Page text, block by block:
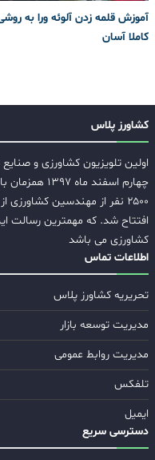
آموزش قلمه زدن آلوئه ورا به
کاملا آسان
کشاورز پلاس
اولین تلویزیون کشاورزی و صنایع
چهارم اسفند
۲۵۰۰ نفر از مهندسین
افتتاح شد. که مهمترین رسالت
کشاورزی می باشد
اطلاعات تماس
تحریریه کشاورز پلاس
مدیریت توسعه بازار
مدیریت روابط عمومی
تلفکس
ایمیل
دسترسی سریع